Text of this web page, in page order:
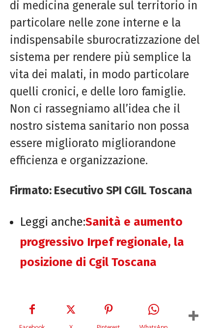
di medicina generale sul territorio in
particolare nelle zone interne e la
indispensabile sburocratizzazione del
sistema per rendere più semplice la
vita dei malati, in modo particolare
quelli cronici, e delle loro famiglie.
Non ci rassegniamo all’idea che il
nostro sistema sanitario non possa
essere migliorato migliorandone
efficienza e organizzazione.
Firmato: Esecutivo SPI CGIL Toscana
Leggi anche:Sanità e aumento
progressivo Irpef regionale, la
posizione di Cgil Toscana